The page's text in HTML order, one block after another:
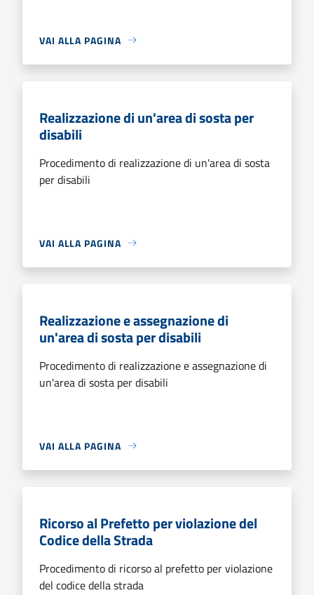
VAI ALLA PAGINA
Realizzazione di un'area di sosta per
disabili
Procedimento di realizzazione di un'area di sosta
per disabili
VAI ALLA PAGINA
Realizzazione e assegnazione di
un'area di sosta per disabili
Procedimento di realizzazione e assegnazione di
un'area di sosta per disabili
VAI ALLA PAGINA
Ricorso al Prefetto per violazione del
Codice della Strada
Procedimento di ricorso al prefetto per violazione
del codice della strada